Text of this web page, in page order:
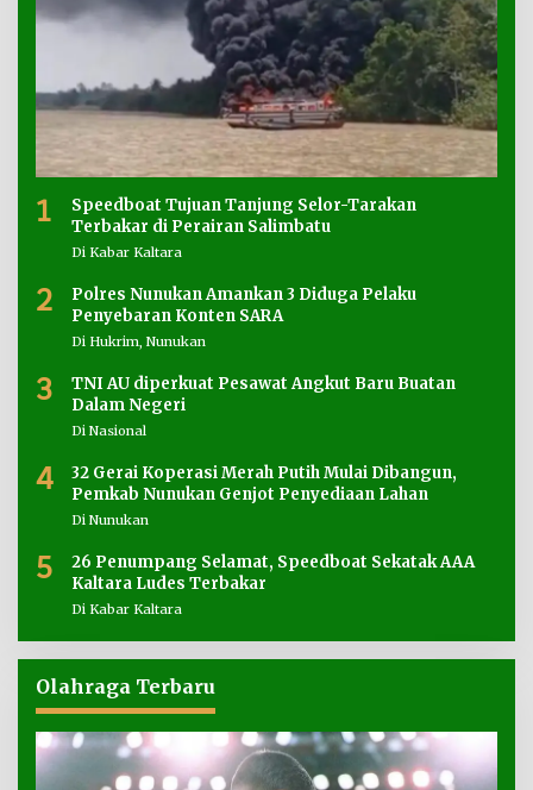
1
Speedboat Tujuan Tanjung Selor-Tarakan
Terbakar di Perairan Salimbatu
Di Kabar Kaltara
2
Polres Nunukan Amankan 3 Diduga Pelaku
Penyebaran Konten SARA
Di Hukrim, Nunukan
3
TNI AU diperkuat Pesawat Angkut Baru Buatan
Dalam Negeri
Di Nasional
4
32 Gerai Koperasi Merah Putih Mulai Dibangun,
Pemkab Nunukan Genjot Penyediaan Lahan
Di Nunukan
5
26 Penumpang Selamat, Speedboat Sekatak AAA
Kaltara Ludes Terbakar
Di Kabar Kaltara
Olahraga Terbaru